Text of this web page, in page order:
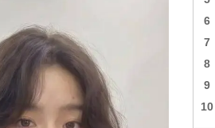
6
7
8
9
10